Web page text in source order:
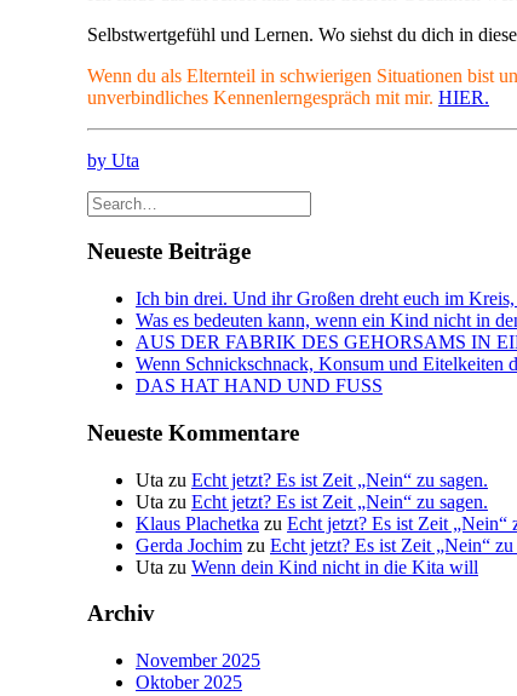
Selbstwertgefühl und Lernen. Wo siehst du dich in
Wenn du als Elternteil in schwierigen Situationen bist
unverbindliches Kennenlerngespräch mit mir. HIER.
by Uta
Neueste Beiträge
Ich bin drei. Und ihr Großen dreht euch im Kreis,
Was es bedeuten kann, wenn ein Kind nicht in
AUS DER FABRIK DES GEHORSAMS IN
Wenn Schnickschnack, Konsum und Eitelkeiten
DAS HAT HAND UND FUSS
Neueste Kommentare
Uta zu Echt jetzt? Es ist Zeit „Nein“ zu sagen.
Uta zu Echt jetzt? Es ist Zeit „Nein“ zu sagen.
Klaus Plachetka zu Echt jetzt? Es ist Zeit „Nein“
Gerda Jochim zu Echt jetzt? Es ist Zeit „Nein“ zu
Uta zu Wenn dein Kind nicht in die Kita will
Archiv
November 2025
Oktober 2025